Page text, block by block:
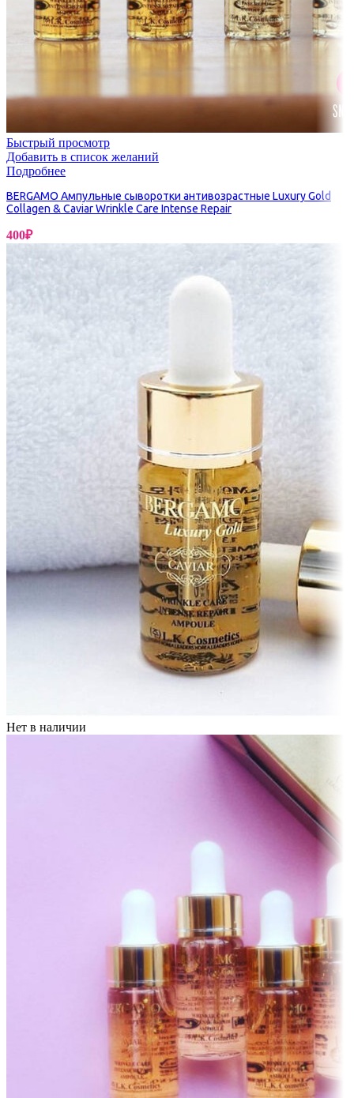
Быстрый просмотр
Добавить в список желаний
Подробнее
BERGAMO Ампульные сыворотки антивозрастные Luxury Gold
Collagen & Caviar Wrinkle Care Intense Repair
400₽
Нет в наличии